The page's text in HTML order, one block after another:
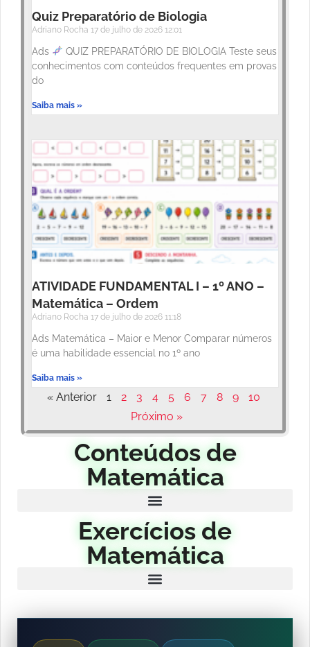
Quiz Preparatório de Biologia
Adriano Rocha 17 de julho de 2026 12:01
Ads
QUIZ PREPARATÓRIO DE BIOLOGIA Teste seus
conhecimentos com conteúdos frequentes em provas
do
Saiba mais »
ATIVIDADE FUNDAMENTAL I – 1º ANO –
Matemática – Ordem
Adriano Rocha 17 de julho de 2026 11:18
Ads Matemática – Maior e Menor Comparar números
é uma habilidade essencial no 1º ano
Saiba mais »
« Anterior 1 2 3 4 5 6 7 8 9
10
Próximo »
Conteúdos de
Matemática
Exercícios de
Matemática